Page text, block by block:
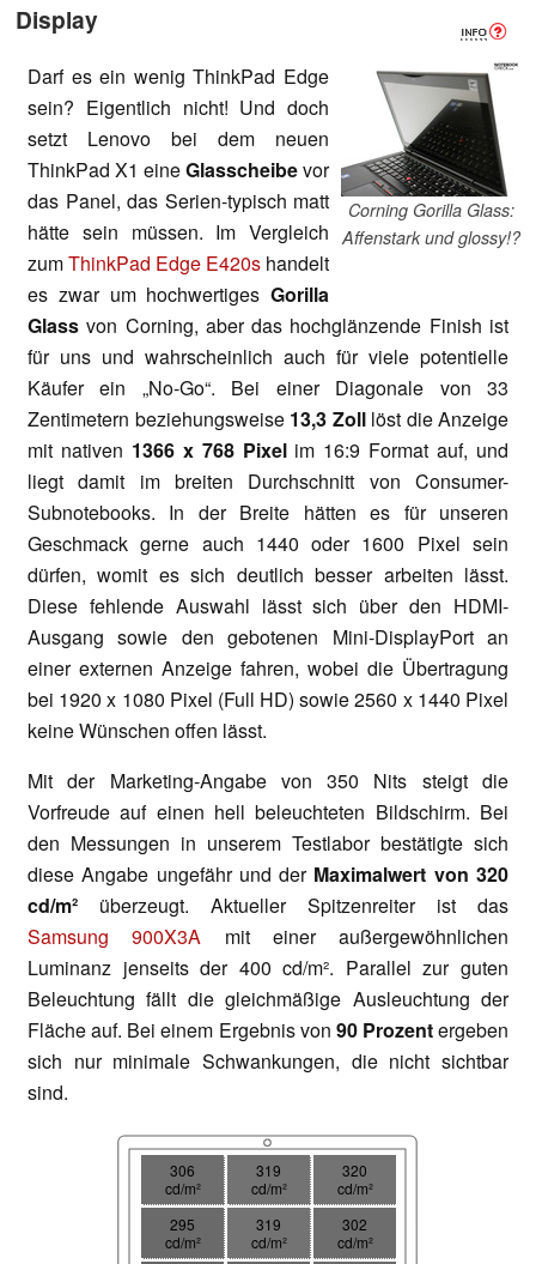
Display
Corning Gorilla Glass:
Affenstark und glossy!?
Darf es ein wenig ThinkPad Edge
sein? Eigentlich nicht! Und doch
setzt Lenovo bei dem neuen
ThinkPad X1 eineGlasscheibevor
das Panel, das Serien-typisch matt
hätte sein müssen. Im Vergleich
zumThinkPad Edge E420s handelt
es zwar um hochwertiges Gorilla
Glassvon Corning, aber das hochglänzende Finish ist
für uns und wahrscheinlich auch für viele potentielle
Käufer ein „No-Go“. Bei einer Diagonale von 33
Zentimetern beziehungsweise 13,3 Zolllöst die Anzeige
mit nativen 1366 x 768 Pixelim 16:9 Format auf, und
liegt damit im breiten Durchschnitt von Consumer-
Subnotebooks. In der Breite hätten es für unseren
Geschmack gerne auch 1440 oder 1600 Pixel sein
dürfen, womit es sich deutlich besser arbeiten lässt.
Diese fehlende Auswahl lässt sich über den HDMI-
Ausgang sowie den gebotenen Mini-DisplayPort an
einer externen Anzeige fahren, wobei die Übertragung
bei 1920 x 1080 Pixel (Full HD) sowie 2560 x 1440 Pixel
keine Wünschen offen lässt.
Mit der Marketing-Angabe von 350 Nits steigt die
Vorfreude auf einen hell beleuchteten Bildschirm. Bei
den Messungen in unserem Testlabor bestätigte sich
diese Angabe ungefähr und der Maximalwert von 320
cd/m² überzeugt. Aktueller Spitzenreiter ist das
Samsung 900X3A mit einer außergewöhnlichen
Luminanz jenseits der 400 cd/m². Parallel zur guten
Beleuchtung fällt die gleichmäßige Ausleuchtung der
Fläche auf. Bei einem Ergebnis von 90 Prozentergeben
sich nur minimale Schwankungen, die nicht sichtbar
sind.
306
cd/m²
319
cd/m²
320
cd/m²
295
cd/m²
319
cd/m²
302
cd/m²